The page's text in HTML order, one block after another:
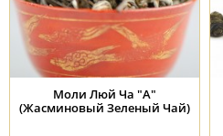
Моли Люй Ча "А"
(Жасминовый Зеленый Чай)